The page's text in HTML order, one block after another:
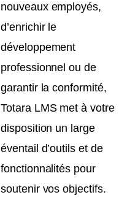
nouveaux employés,
d’enrichir le
développement
professionnel ou de
garantir la conformité,
Totara LMS met à votre
disposition un large
éventail d’outils et de
fonctionnalités pour
soutenir vos objectifs.